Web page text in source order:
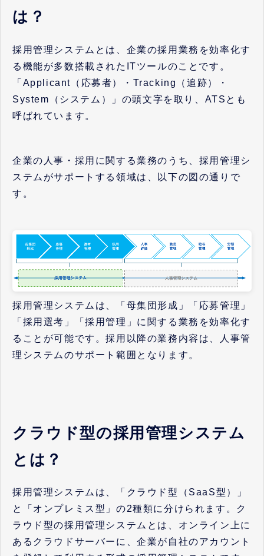
は？
採用管理システムとは、企業の採用業務を効率化す
る機能が多数搭載されたITツールのことです。
「Applicant（応募者）・Tracking（追跡）・
System（システム）」の頭文字を取り、ATSとも
呼ばれています。
企業の人事・採用に関する業務のうち、採用管理シ
ステムがサポートする領域は、以下の図の通りで
す。
採用管理システムは、「母集団形成」「応募管理」
「採用選考」「採用管理」に関する業務を効率化す
ることが可能です。採用以降の業務内容は、人事管
理システムのサポート範囲となります。
クラウド型の採用管理システム
とは？
採用管理システムは、「クラウド型（SaaS型）」
と「オンプレミス型」の2種類に分けられます。ク
ラウド型の採用管理システムとは、オンライン上に
あるクラウドサーバーに、企業が自社のアカウント